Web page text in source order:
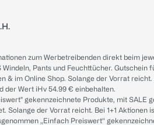
zum Werbetreibenden direkt beim
Pants und Feuchttücher.
& im Online Shop. Solange der Vorrat
der Wert iHv 54.99 € einbehalten.
gekennzeichnete Produkte, mit
Solange der Vorrat reicht. Bei 1+1 Aktionen
„Einfach Preiswert“